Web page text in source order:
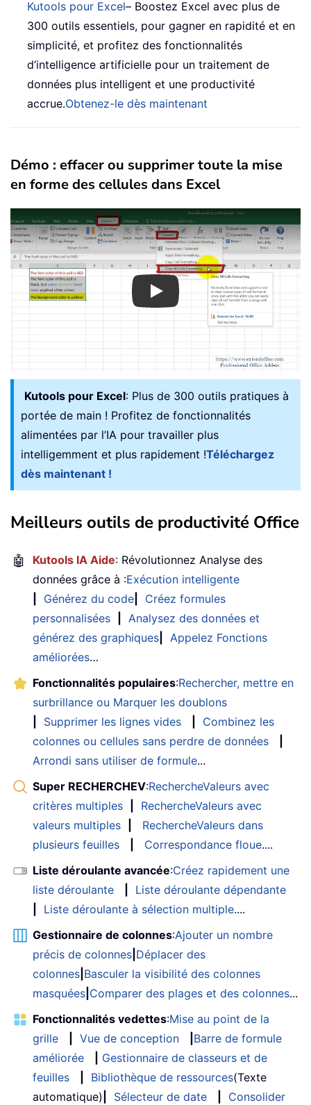
Kutools pour Excel– Boostez Excel avec plus de
300 outils essentiels, pour gagner en rapidité et en
simplicité, et profitez des fonctionnalités
d’intelligence artificielle pour un traitement de
données plus intelligent et une productivité
accrue.Obtenez-le dès maintenant
Démo : effacer ou supprimer toute la mise
en forme des cellules dans Excel
Play
Kutools pour Excel: Plus de 300 outils pratiques à
portée de main ! Profitez de fonctionnalités
alimentées par l’IA pour travailler plus
intelligemment et plus rapidement !Téléchargez
dès maintenant !
Meilleurs outils de productivité Office
🤖 Kutools IA Aide: Révolutionnez Analyse des
données grâce à :Exécution intelligente
Générez du code
Créez formules
personnalisées
Analysez des données et
générez des graphiques
Appelez Fonctions
améliorées…
Fonctionnalités populaires:Rechercher, mettre en
surbrillance ou Marquer les doublons
Supprimer les lignes vides
Combinez les
colonnes ou cellules sans perdre de données
Arrondi sans utiliser de formule...
Super RECHERCHEV:RechercheValeurs avec
critères multiples
RechercheValeurs avec
valeurs multiples
RechercheValeurs dans
plusieurs feuilles
Correspondance floue....
Liste déroulante avancée:Créez rapidement une
liste déroulante
Liste déroulante dépendante
Liste déroulante à sélection multiple....
Gestionnaire de colonnes:Ajouter un nombre
précis de colonnes Déplacer des
colonnes Basculer la visibilité des colonnes
masquées Comparer des plages et des colonnes...
Fonctionnalités vedettes:Mise au point de la
grille
Vue de conception
Barre de formule
améliorée
Gestionnaire de classeurs et de
feuilles
Bibliothèque de ressources(Texte
automatique)
Sélecteur de date
Consolider